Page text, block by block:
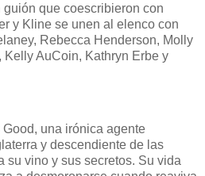
que coescribieron con
y Kline se unen al elenco con
Rebecca Henderson, Molly
AuCoin, Kathryn Erbe y
una irónica agente
y descendiente de las
su vino y sus secretos. Su vida